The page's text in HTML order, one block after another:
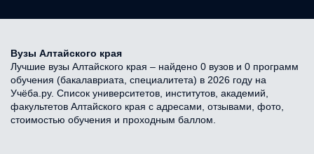
Вузы Алтайского края
Лучшие вузы Алтайского края – найдено 0 вузов и 0 программ
обучения (бакалавриата, специалитета) в 2026 году на
Учёба.ру. Список университетов, институтов, академий,
факультетов Алтайского края с адресами, отзывами, фото,
стоимостью обучения и проходным баллом.